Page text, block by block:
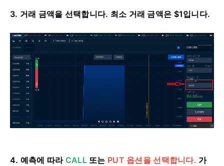
3. 거래 금액을 선택합니다. 최소 거래 금액은 $1입니다.
4. 예측에 따라 CALL또는 PUT 옵션을 선택합니다. 가